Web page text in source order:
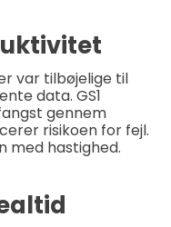
var tilbøjelige til
data. GS1
gennem
risikoen for fejl.
med hastighed.